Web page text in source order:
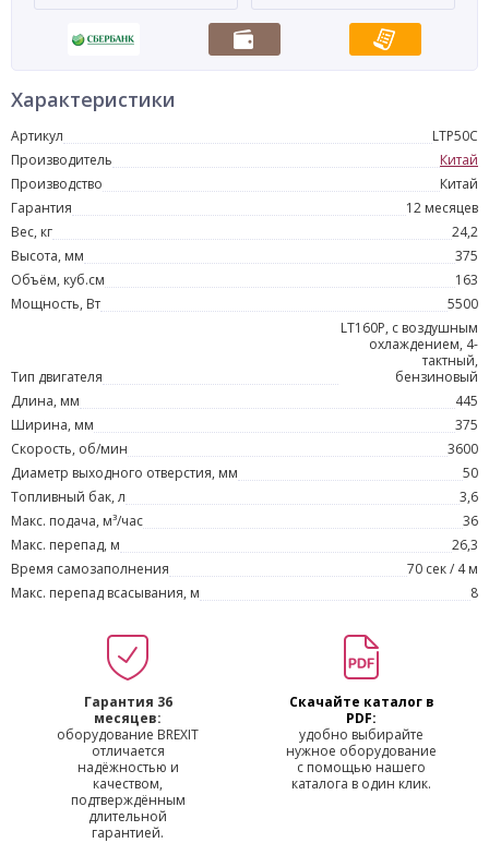
Характеристики
Артикул
LTP50C
Производитель
Китай
Производство
Китай
Гарантия
12 месяцев
Вес, кг
24,2
Высота, мм
375
Объём, куб.см
163
Мощность, Вт
5500
Тип двигателя
LT160P, с воздушным
охлаждением, 4-
тактный,
бензиновый
Длина, мм
445
Ширина, мм
375
Скорость, об/мин
3600
Диаметр выходного отверстия, мм
50
Топливный бак, л
3,6
Макс. подача, м³/час
36
Макс. перепад, м
26,3
Время самозаполнения
70 сек / 4 м
Макс. перепад всасывания, м
8
Гарантия 36
месяцев:
оборудование BREXIT
отличается
надёжностью и
качеством,
подтверждённым
длительной
гарантией.
Скачайте каталог в
PDF:
удобно выбирайте
нужное оборудование
с помощью нашего
каталога в один клик.